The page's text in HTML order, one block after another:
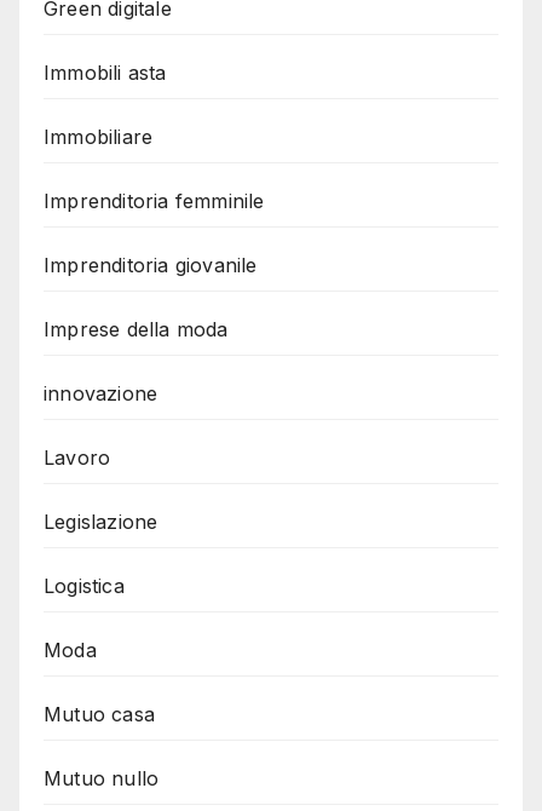
Green digitale
Immobili asta
Immobiliare
Imprenditoria femminile
Imprenditoria giovanile
Imprese della moda
innovazione
Lavoro
Legislazione
Logistica
Moda
Mutuo casa
Mutuo nullo